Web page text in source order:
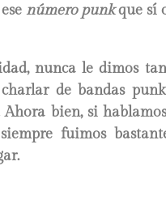
número punkque sí
nunca le dimos
de bandas
Ahora bien, si
fuimos